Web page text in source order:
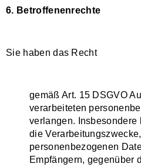
6. Betroffenenrechte
Sie haben das Recht
gemäß Art. 15 DSGVO
verarbeiteten
verlangen. Insbesondere
die
personenbezogenen
Empfängern, gegenüber